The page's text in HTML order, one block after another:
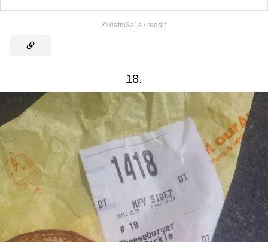
© 0atm3a1s / reddit
18.